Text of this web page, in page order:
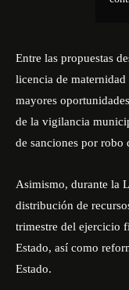
Entre las propuestas
licencia de
mayores
de la vigilancia
de sanciones por robo
Asimismo, durante la
distribución de
trimestre del ejercicio
Estado, así como
Estado.